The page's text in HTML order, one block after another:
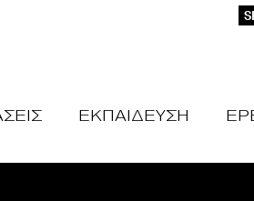
ΕΚΠΑΙΔΕΥΣΗ